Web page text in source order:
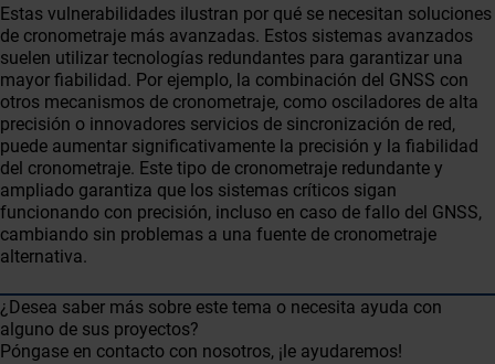
Estas vulnerabilidades ilustran por qué se necesitan soluciones
de cronometraje más avanzadas. Estos sistemas avanzados
suelen utilizar tecnologías redundantes para garantizar una
mayor fiabilidad. Por ejemplo, la combinación del GNSS con
otros mecanismos de cronometraje, como osciladores de alta
precisión o innovadores servicios de sincronización de red,
puede aumentar significativamente la precisión y la fiabilidad
del cronometraje. Este tipo de cronometraje redundante y
ampliado garantiza que los sistemas críticos sigan
funcionando con precisión, incluso en caso de fallo del GNSS,
cambiando sin problemas a una fuente de cronometraje
alternativa.
¿Desea saber más sobre este tema o necesita ayuda con
alguno de sus proyectos?
Póngase en contacto con nosotros, ¡le ayudaremos!